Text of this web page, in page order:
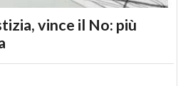
vince il No: più